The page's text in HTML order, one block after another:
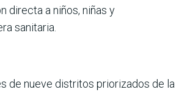
directa a niños, niñas y
sanitaria.
de nueve distritos priorizados de la